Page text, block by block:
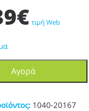
€ τιμή Web
Αγορά
1040-20167